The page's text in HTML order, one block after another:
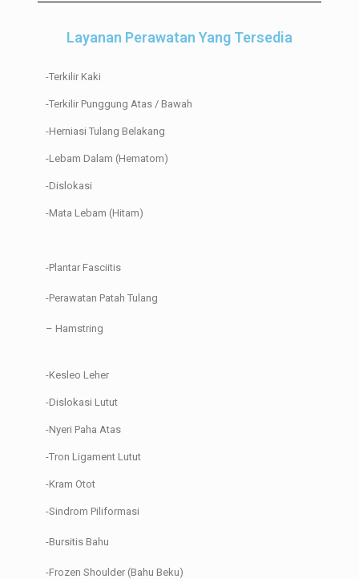
Layanan Perawatan Yang Tersedia
-Terkilir Kaki
-Terkilir Punggung Atas / Bawah
-Herniasi Tulang Belakang
-Lebam Dalam (Hematom)
-Dislokasi
-Mata Lebam (Hitam)
-Plantar Fasciitis
-Perawatan Patah Tulang
– Hamstring
-Kesleo Leher
-Dislokasi Lutut
-Nyeri Paha Atas
-Tron Ligament Lutut
-Kram Otot
-Sindrom Piliformasi
-Bursitis Bahu
-Frozen Shoulder (Bahu Beku)